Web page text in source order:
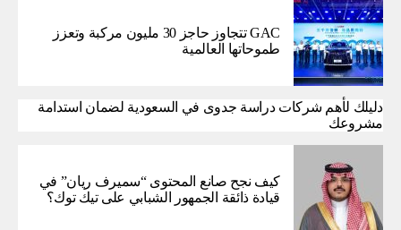
GAC تتجاوز حاجز 30 مليون مركبة وتعزز
طموحاتها العالمية
دليلك لأهم شركات دراسة جدوى في السعودية لضمان استدامة
مشروعك
كيف نجح صانع المحتوى “سميرف ريان” في
قيادة ذائقة الجمهور الشبابي على تيك توك؟